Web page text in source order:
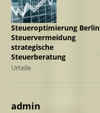
Steueroptimierung Berlin
Steuervermeidung
strategische
Steuerberatung
Urteile
admin